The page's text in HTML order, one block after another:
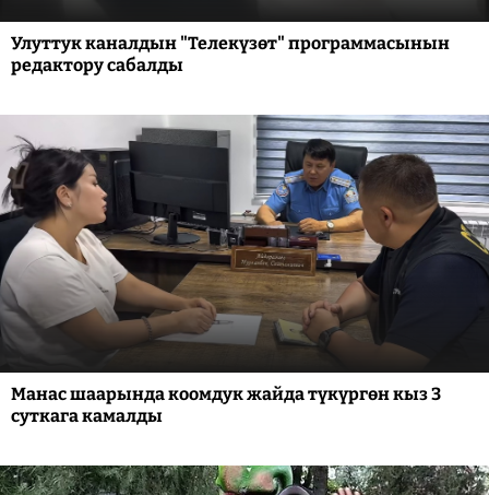
Улуттук каналдын "Телекүзөт" программасынын
редактору сабалды
Манас шаарында коомдук жайда түкүргөн кыз 3
суткага камалды